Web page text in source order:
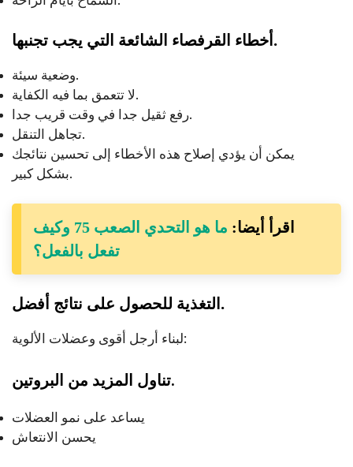
أخطاء القرفصاء الشائعة التي يجب تجنبها .
وضعية سيئة.
لا تتعمق بما فيه الكفاية.
رفع ثقيل جدا في وقت قريب جدا.
تجاهل التنقل.
يمكن أن يؤدي إصلاح هذه الأخطاء إلى تحسين نتائجك
بشكل كبير.
اقرأ أيضا:
ما هو التحدي الصعب 75 وكيف
تفعل بالفعل؟
التغذية للحصول على نتائج أفضل .
لبناء أرجل أقوى وعضلات الألوية:
تناول المزيد من البروتين.
يساعد على نمو العضلات
يحسن الانتعاش